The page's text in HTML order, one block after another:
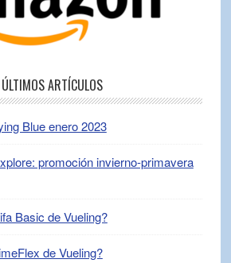
ÚLTIMOS ARTÍCULOS
Blue enero 2023
promoción invierno-primavera
Basic de Vueling?
de Vueling?